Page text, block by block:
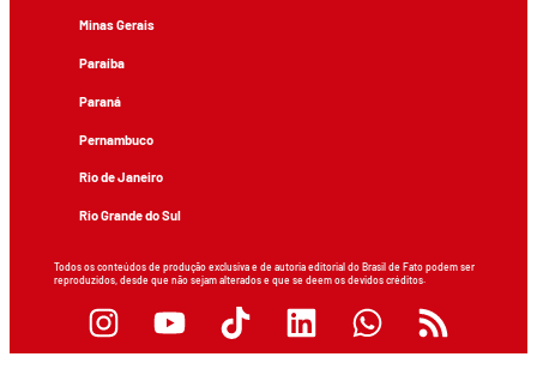
Minas Gerais
Paraíba
Paraná
Pernambuco
Rio de Janeiro
Rio Grande do Sul
Todos os conteúdos de produção exclusiva e de autoria editorial do Brasil de Fato podem ser
reproduzidos, desde que não sejam alterados e que se deem os devidos créditos.